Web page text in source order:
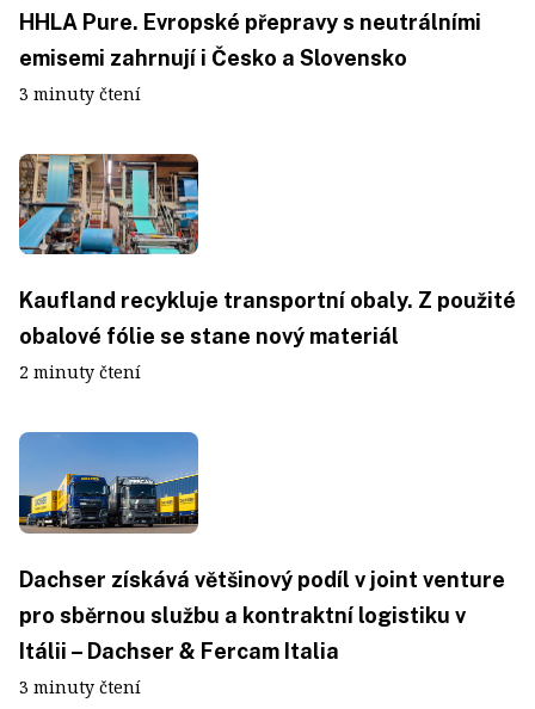
HHLA Pure. Evropské přepravy s neutrálními
emisemi zahrnují i Česko a Slovensko
3 minuty čtení
Kaufland recykluje transportní obaly. Z použité
obalové fólie se stane nový materiál
2 minuty čtení
Dachser získává většinový podíl v joint venture
pro sběrnou službu a kontraktní logistiku v
Itálii – Dachser & Fercam Italia
3 minuty čtení